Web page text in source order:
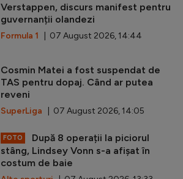
Verstappen, discurs manifest pentru
guvernanții olandezi
Formula 1 | 07 August 2026, 14:44
Cosmin Matei a fost suspendat de
TAS pentru dopaj. Când ar putea
reveni
SuperLiga | 07 August 2026, 14:05
FOTO
După 8 operații la piciorul
stâng, Lindsey Vonn s-a afișat în
costum de baie